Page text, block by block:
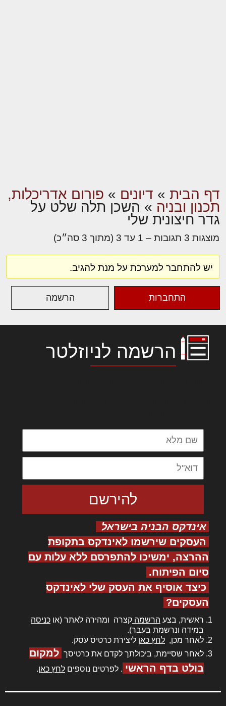
דף הבית » דיונים » פורום אדריכלות,
תכנון ובניה » השכן תלה שלט על
גדר חיצונית שלי
מוצגות 3 תגובות – 1 עד 3 (מתוך 3 סה״כ)
יש להתחבר למערכת על מנת להגיב.
התחברות הרשמה
הרשמה לניוזלטר
אינדקס הבניה בישראל
העסקים שירשמו לאינדקס בתקופת
ההרצה, ימשיכו להתפרסם ללא עלות עם
סיום הפיתוח.
כיצד אוסיף את העסק שלי לאינדקס
העסקים?
ראשית, בצע הרשמה קצרה ומהירה לאתר (או כניסה
במידה ונרשמת בעבר).
לאחר מכן, לחץ כאן ליצירת כרטיס עסק.
לאחר שסיימת, ביכולתך לקדם את כרטיסך למקום
בולט בדף הראשי . לפרטים נוספים לחץ כאן.